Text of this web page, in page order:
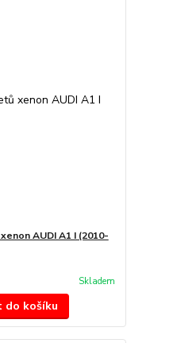
AUDI A1 I (2010-
Skladem
do košíku